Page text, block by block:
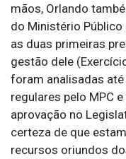
mãos, Orlando
do Ministério Público
as duas primeiras
gestão dele
foram analisadas
regulares pelo MPC
aprovação no
certeza de que
recursos oriundos